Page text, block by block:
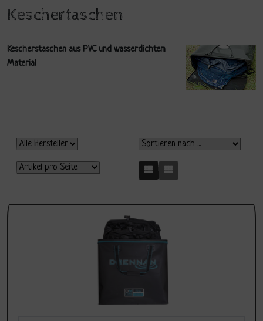
Keschertaschen
Kescherstaschen aus PVC und wasserdichtem
Material